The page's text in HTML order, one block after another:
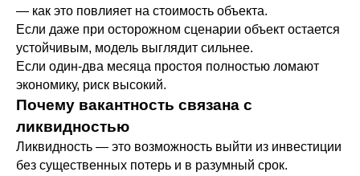
— как это повлияет на стоимость объекта.
Если даже при осторожном сценарии объект остается
устойчивым, модель выглядит сильнее.
Если один-два месяца простоя полностью ломают
экономику, риск высокий.
Почему вакантность связана с
ликвидностью
Ликвидность — это возможность выйти из инвестиции
без существенных потерь и в разумный срок.